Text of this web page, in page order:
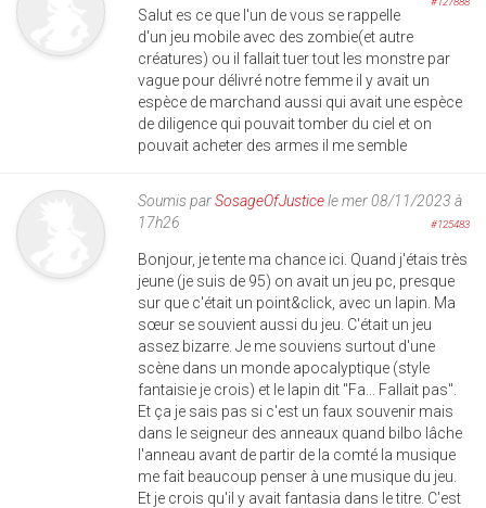
Salut es ce que l'un de vous se rappelle
d'un jeu mobile avec des zombie(et autre
créatures) ou il fallait tuer tout les monstre par
vague pour délivré notre femme il y avait un
espèce de marchand aussi qui avait une espèce
de diligence qui pouvait tomber du ciel et on
pouvait acheter des armes il me semble
Soumis parSosageOfJusticele mer 08/11/2023 à
17h26
#125483
Bonjour, je tente ma chance ici. Quand j'étais très
jeune (je suis de 95) on avait un jeu pc, presque
sur que c'était un point&click, avec un lapin. Ma
sœur se souvient aussi du jeu. C'était un jeu
assez bizarre. Je me souviens surtout d'une
scène dans un monde apocalyptique (style
fantaisie je crois) et le lapin dit "Fa... Fallait pas".
Et ça je sais pas si c'est un faux souvenir mais
dans le seigneur des anneaux quand bilbo lâche
l'anneau avant de partir de la comté la musique
me fait beaucoup penser à une musique du jeu.
Et je crois qu'il y avait fantasia dans le titre. C'est